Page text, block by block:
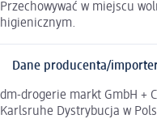
Przechowywać w miejscu
higienicznym.
Dane producenta/
dm-drogerie markt GmbH +
Karlsruhe Dystrybucja w